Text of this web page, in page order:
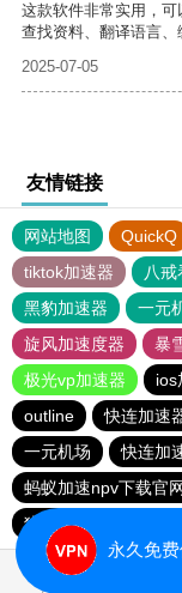
这款软件非常实用，
查找资料、翻译语言、
2025-07-05
友情链接
网站地图 QuickQ
tiktok加速器
八戒
黑豹加速器
一元
旋风加速度器
暴
极光vp加速器
ios
outline
快连加速
一元机场
快连加
蚂蚁加速npv下载官
猎豹加速器
永久免